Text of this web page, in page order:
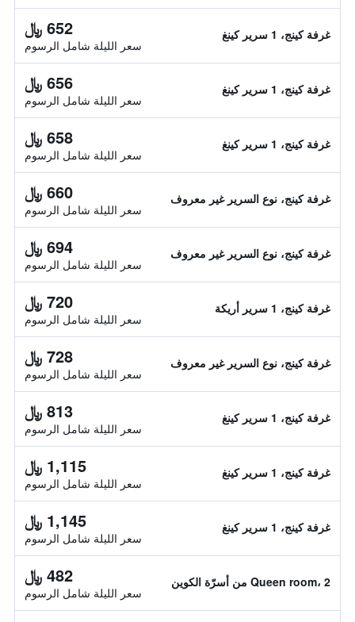
غرفة كينج، 1 سرير كينغ 652 ﷼
سعر الليلة شامل الرسوم
غرفة كينج، 1 سرير كينغ 656 ﷼
سعر الليلة شامل الرسوم
غرفة كينج، 1 سرير كينغ 658 ﷼
سعر الليلة شامل الرسوم
غرفة كينج، نوع السرير غير معروف 660 ﷼
سعر الليلة شامل الرسوم
غرفة كينج، نوع السرير غير معروف 694 ﷼
سعر الليلة شامل الرسوم
غرفة كينج، 1 سرير أريكة 720 ﷼
سعر الليلة شامل الرسوم
غرفة كينج، نوع السرير غير معروف 728 ﷼
سعر الليلة شامل الرسوم
غرفة كينج، 1 سرير كينغ 813 ﷼
سعر الليلة شامل الرسوم
غرفة كينج، 1 سرير كينغ 1,115 ﷼
سعر الليلة شامل الرسوم
غرفة كينج، 1 سرير كينغ 1,145 ﷼
سعر الليلة شامل الرسوم
Queen room، 2 من أسرّة الكوين 482 ﷼
سعر الليلة شامل الرسوم